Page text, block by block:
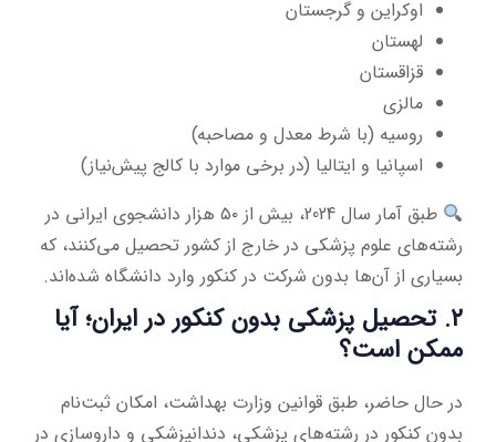
اوکراین و گرجستان
لهستان
قزاقستان
مالزی
روسیه (با شرط معدل و مصاحبه)
اسپانیا و ایتالیا (در برخی موارد با کالج پیش‌نیاز)
طبق آمار سال 2024، بیش از ۵۰ هزار دانشجوی ایرانی در
رشته‌های علوم پزشکی در خارج از کشور تحصیل می‌کنند، که
بسیاری از آن‌ها بدون شرکت در کنکور وارد دانشگاه شده‌اند.
۲. تحصیل پزشکی بدون کنکور در ایران؛ آیا
ممکن است؟
در حال حاضر، طبق قوانین وزارت بهداشت، امکان ثبت‌نام
بدون کنکور در رشته‌های پزشکی، دندانپزشکی و داروسازی در